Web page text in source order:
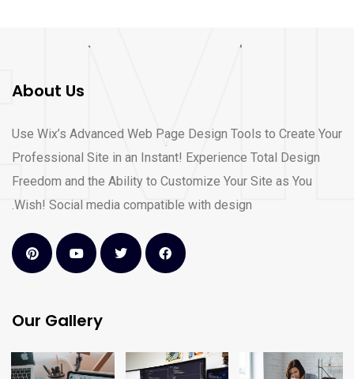
About Us
Use Wix’s Advanced Web Page Design Tools to Create Your
Professional Site in an Instant! Experience Total Design
Freedom and the Ability to Customize Your Site as You
Wish! Social media compatible with design.
Our Gallery